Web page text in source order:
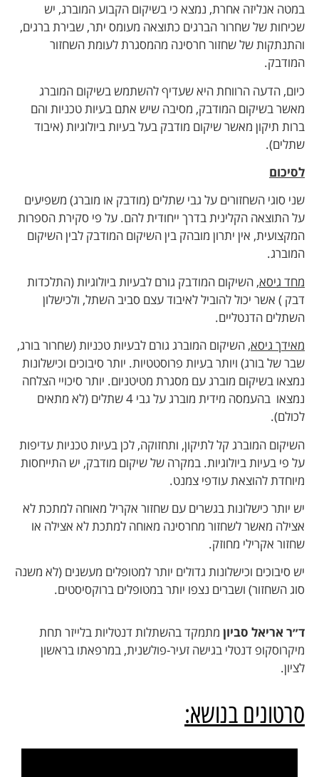
במטה אנליזה אחרת, נמצא כי בשיקום הקבוע המוברג, יש
שכיחות של שחרור הברגים כתוצאה מעומס יתר, שבירת ברגים,
והתנתקות של שחזור חרסינה מהמסגרת לעומת השחזור
המודבק.
כיום, הדעה הרווחת היא שעדיף להשתמש בשיקום המוברג
מאשר בשיקום המודבק, מסיבה שיש אתם בעיות טכניות והם
ברות תיקון מאשר שיקום מודבק בעל בעיות ביולוגיות (איבוד
שתלים).
לסיכום
שני סוגי השחזורים על גבי שתלים (מודבק או מוברג) משפיעים
על התוצאה הקלינית בדרך ייחודית להם. על פי סקירת הספרות
המקצועית, אין יתרון מובהק בין השיקום המודבק לבין השיקום
המוברג.
מחד גיסא, השיקום המודבק גורם לבעיות ביולוגיות (התלכדות
דבק ) אשר יכול להוביל לאיבוד עצם סביב השתל, ולכישלון
השתלים הדנטליים.
מאידך גיסא, השיקום המוברג גורם לבעיות טכניות (שחרור בורג,
שבר של בורג) ויותר בעיות פרוסטטיות. יותר סיבוכים וכישלונות
נמצאו בשיקום מוברג עם מסגרת מטיטניום. יותר סיכויי הצלחה
נמצאו בהעמסה מידית מוברג על גבי 4 שתלים (לא מתאים
לכולם).
השיקום המוברג קל לתיקון, ותחזוקה, לכן בעיות טכניות עדיפות
על פי בעיות ביולוגיות. במקרה של שיקום מודבק, יש התייחסות
מיוחדת להוצאת עודפי צמנט.
יש יותר כישלונות בגשרים עם שחזור אקריל מאוחה למתכת לא
אצילה מאשר לשחזור מחרסינה מאוחה למתכת לא אצילה או
שחזור אקרילי מחוזק.
יש סיבוכים וכישלונות גדולים יותר למטופלים מעשנים (לא משנה
סוג השחזור) ושברים נצפו יותר במטופלים ברוקסיסטים.
ד״ר אריאל סביון מתמקד בהשתלות דנטליות בלייזר תחת
מיקרוסקופ דנטלי בגישה זעיר-פולשנית, במרפאתו בראשון
לציון.
סרטונים בנושא: